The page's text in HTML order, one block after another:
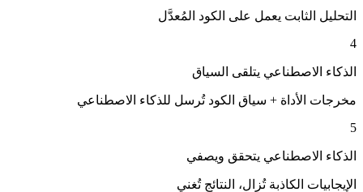
التحليل الثابت يعمل على الكود المُعدَّل
4
الذكاء الاصطناعي يتلقى السياق
مخرجات الأداة + سياق الكود تُرسل للذكاء الاصطناعي
5
الذكاء الاصطناعي يتحقق ويصفي
الإيجابيات الكاذبة تُزال، النتائج تُغني